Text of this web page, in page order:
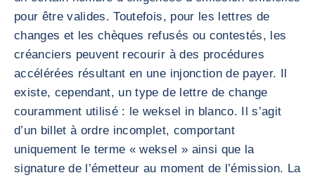
pour être valides. Toutefois, pour les lettres de
changes et les chèques refusés ou contestés, les
créanciers peuvent recourir à des procédures
accélérées résultant en une injonction de payer. Il
existe, cependant, un type de lettre de change
couramment utilisé : le weksel in blanco. Il s’agit
d’un billet à ordre incomplet, comportant
uniquement le terme « weksel » ainsi que la
signature de l’émetteur au moment de l’émission. La